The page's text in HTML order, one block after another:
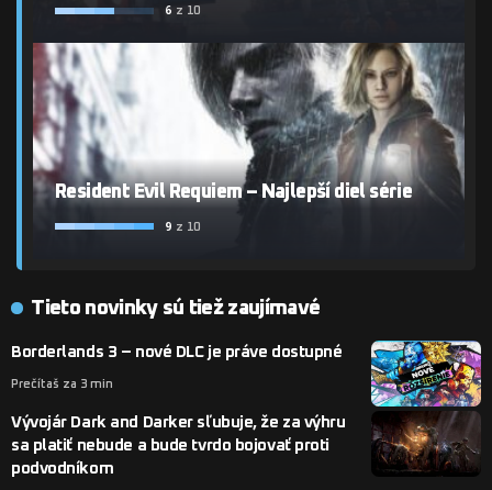
6 z 10
Resident Evil Requiem – Najlepší diel série
9 z 10
Tieto novinky sú tiež zaujímavé
Borderlands 3 – nové DLC je práve dostupné
Prečítaš za 3 min
Vývojár Dark and Darker sľubuje, že za výhru
sa platiť nebude a bude tvrdo bojovať proti
podvodníkom